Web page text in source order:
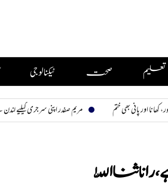
تعلیم صحت ٹیکنالوجی
مریم صفدر اپنی سرجری کیلیے لندن سے جینیوا کیلیے روانہ
ثنا اللّٰہ